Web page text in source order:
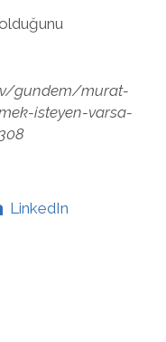
olduğunu
gundem/murat-
isteyen-varsa-
LinkedIn